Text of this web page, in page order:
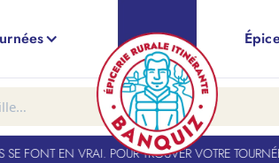
FONT EN VRAI. POUR TROUVER VOTRE TOURNÉE :